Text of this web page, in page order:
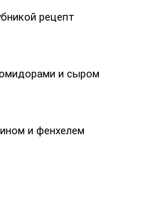
рецепт
и сыром
и фенхелем